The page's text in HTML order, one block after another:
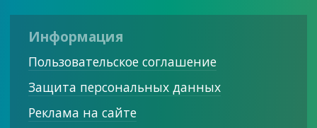
Информация
Пользовательское соглашение
Защита персональных данных
Реклама на сайте